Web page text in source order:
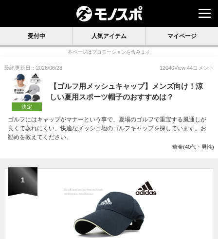
受付中 人気アイテム マイページ
本ページはプロモーションを含みます
最終更新日：2026/06/28 12040View 44コメント
決定
【ゴルフ用メッシュキャップ】メンズ向け！涼
しい夏用スポーツ帽子のおすすめは？
ゴルフにはキャップがマナーという事で、夏場のゴルフで重宝する風通しが
良くて蒸れにくい、快適なメッシュ地のゴルフキャップを探しています。お
勧めを教えてください。
華金(40代・男性)
1